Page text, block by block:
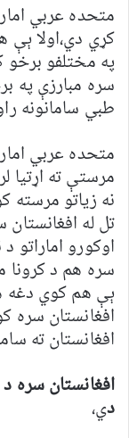
متحده عربي
کړي دي،اولا
په مختلفو
سره مبارزې په
طبي سامانونه
متحده عربي
مرستې ته اړتیا
نه زیاتو
تل له
اوکورو اماراتو
سره هم د کرونا
ېې هم کوي دغه
افغانستان سره
افغانستان ته
افغانستان سره
دي،